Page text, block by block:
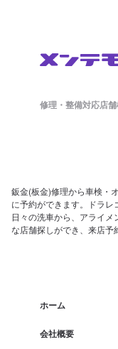
修理・整備対応店
鈑金(板金)修理から車検・
に予約ができます。ドラレ
日々の洗車から、アライ
な店舗探しができ、来店予
ホーム
会社概要